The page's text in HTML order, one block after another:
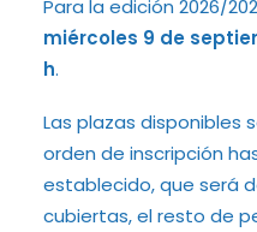
Para la edición 2026/
miércoles 9 de
h.
Las plazas disponibles
orden de inscripción
establecido, que será
cubiertas, el resto de